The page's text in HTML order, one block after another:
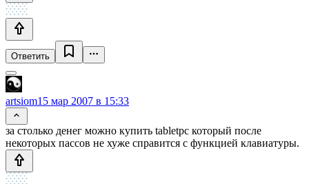
Ответить
artsiom15 мар 2007 в 15:33
за столько денег можно купить tabletpc который после
некоторых пассов не хуже справится с функцией клавиатуры.